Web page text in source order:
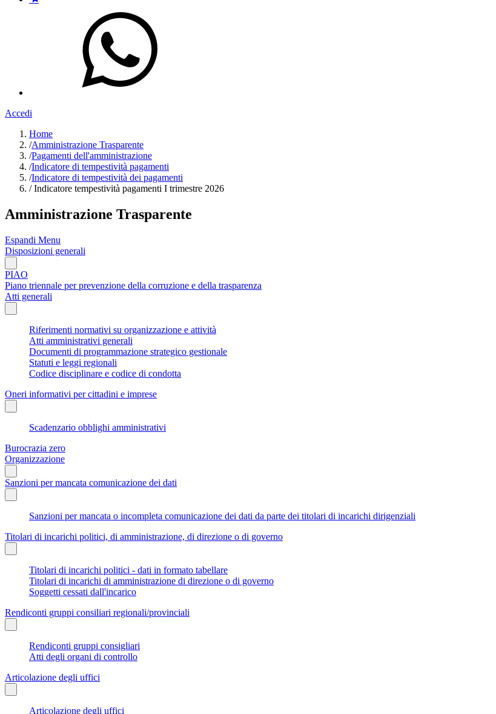
Accedi
Home
/Amministrazione Trasparente
/Pagamenti dell'amministrazione
/Indicatore di tempestività pagamenti
/Indicatore di tempestività dei pagamenti
/Indicatore tempestività pagamenti I trimestre 2026
Amministrazione Trasparente
Espandi Menu
Disposizioni generali
PIAO
Piano triennale per prevenzione della corruzione e della trasparenza
Atti generali
Riferimenti normativi su organizzazione e attività
Atti amministrativi generali
Documenti di programmazione strategico gestionale
Statuti e leggi regionali
Codice disciplinare e codice di condotta
Oneri informativi per cittadini e imprese
Scadenzario obblighi amministrativi
Burocrazia zero
Organizzazione
Sanzioni per mancata comunicazione dei dati
Sanzioni per mancata o incompleta comunicazione dei dati da parte dei titolari di incarichi dirigenziali
Titolari di incarichi politici, di amministrazione, di direzione o di governo
Titolari di incarichi politici - dati in formato tabellare
Titolari di incarichi di amministrazione di direzione o di governo
Soggetti cessati dall'incarico
Rendiconti gruppi consiliari regionali/provinciali
Rendiconti gruppi consigliari
Atti degli organi di controllo
Articolazione degli uffici
Articolazione degli uffici